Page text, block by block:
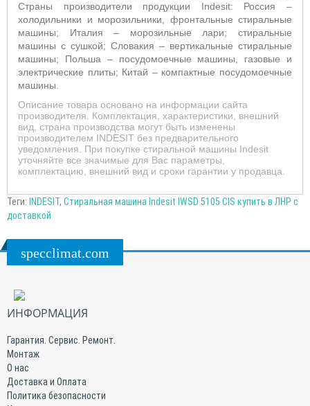
Страны производители продукции Indesit: Россия –
холодильники и морозильники, фронтальные стиральные
машины; Италия – морозильные лари; стиральные
машины с сушкой; Словакия – вертикальные стиральные
машины; Польша – посудомоечные машины, газовые и
электрические плиты; Китай – компактные посудомоечные
машины.
Описание товара основано на информации сайта
производителя. Комплектация, характеристики, внешний
вид, страна производства могут быть изменены
производителем INDESIT без предварительного
уведомления. При покупке стиральной машины Indesit
уточняйте все значимые для Вас параметры,
комплектацию, внешний вид и сроки гарантии у продавца.
Теги: INDESIT, Стиральная машина Indesit IWSD 5105 CIS купить в ЛНР с
доставкой
specclimat.com
ИНФОРМАЦИЯ
Гарантия. Сервис. Ремонт.
Монтаж
О нас
Доставка и Оплата
Политика безопасности